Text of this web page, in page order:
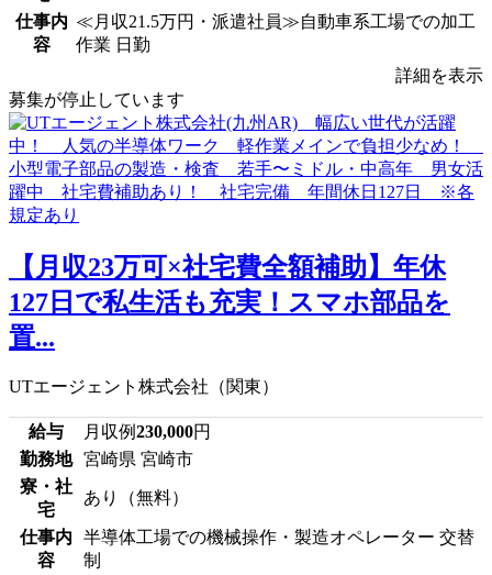
仕事内
容
≪月収21.5万円・派遣社員≫自動車系工場での加工
作業 日勤
詳細を表示
募集が停止しています
【月収23万可×社宅費全額補助】年休
127日で私生活も充実！スマホ部品を
置...
UTエージェント株式会社（関東）
給与 月収例230,000円
勤務地
宮崎県 宮崎市
寮・社
宅
あり（無料）
仕事内
容
半導体工場での機械操作・製造オペレーター 交替
制